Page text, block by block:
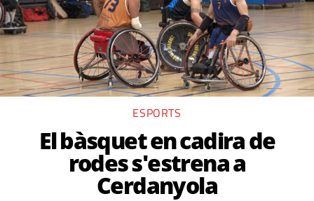
ESPORTS
El bàsquet en cadira de
rodes s'estrena a
Cerdanyola